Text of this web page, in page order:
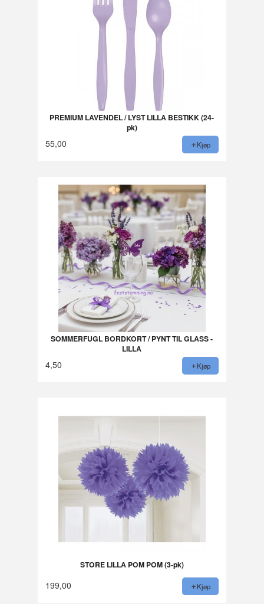
PREMIUM LAVENDEL / LYST LILLA BESTIKK (24-
pk)
55,00 Kjøp
SOMMERFUGL BORDKORT / PYNT TIL GLASS -
LILLA
4,50 Kjøp
STORE LILLA POM POM (3-pk)
199,00 Kjøp